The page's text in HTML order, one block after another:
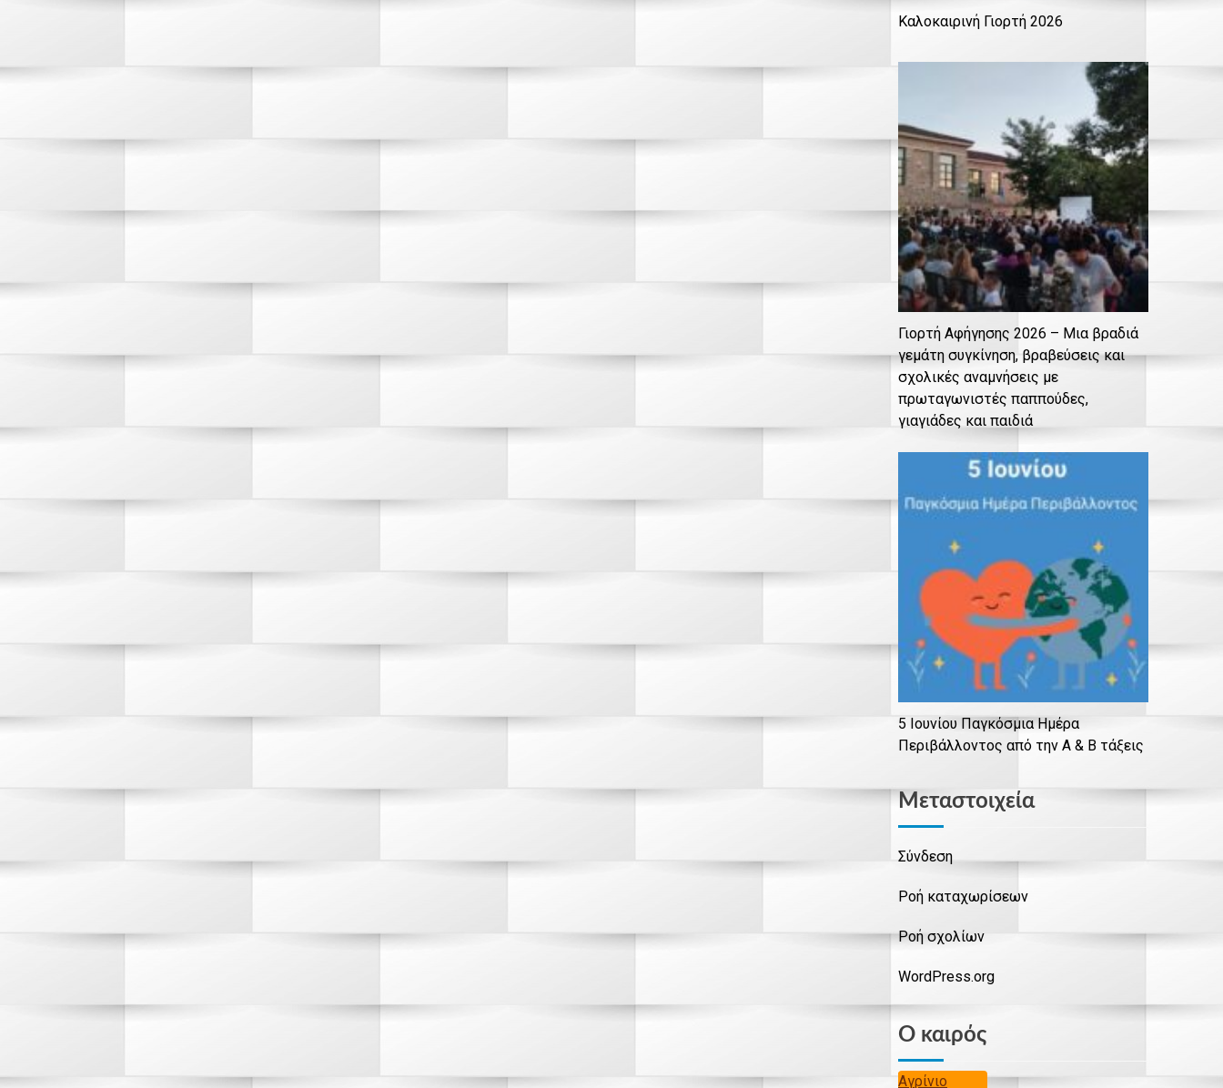
Καλοκαιρινή Γιορτή 2026
Γιορτή Αφήγησης 2026 – Μια βραδιά
γεμάτη συγκίνηση, βραβεύσεις και
σχολικές αναμνήσεις με
πρωταγωνιστές παππούδες,
γιαγιάδες και παιδιά
5 Ιουνίου Παγκόσμια Ημέρα
Περιβάλλοντος από την Α & Β τάξεις
Μεταστοιχεία
Σύνδεση
Ροή καταχωρίσεων
Ροή σχολίων
WordPress.org
Ο καιρός
Αγρίνιο